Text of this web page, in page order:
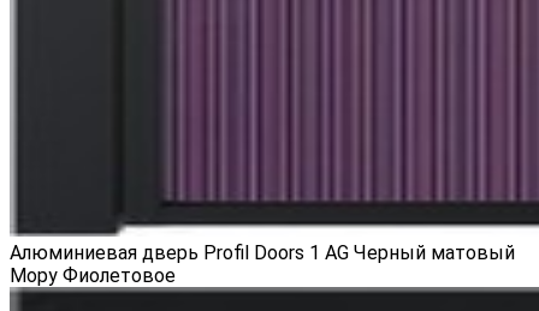
Алюминиевая дверь Profil Doors 1 AG Черный матовый
Мору Фиолетовое